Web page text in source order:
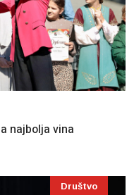
najbolja vina
Društvo